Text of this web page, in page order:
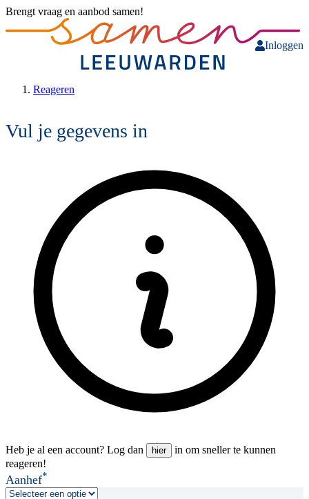
Brengt vraag en aanbod samen!
Inloggen
Reageren
Vul je gegevens in
Heb je al een account? Log dan hier
in om sneller te kunnen
reageren!
Aanhef*